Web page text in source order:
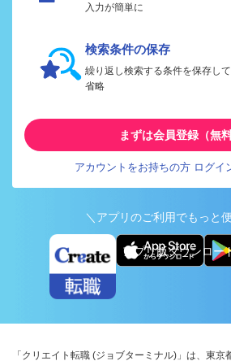
入力が簡単に
検索条件の保存
繰り返し検索する条件を保存し
省略
まずは会員登録（無料
アカウントをお持ちの方 ログイ
＼アプリのご利用でもっと
アプリ版ダウンロー
「クリエイト転職 (ジョブターミナル)」は、東京